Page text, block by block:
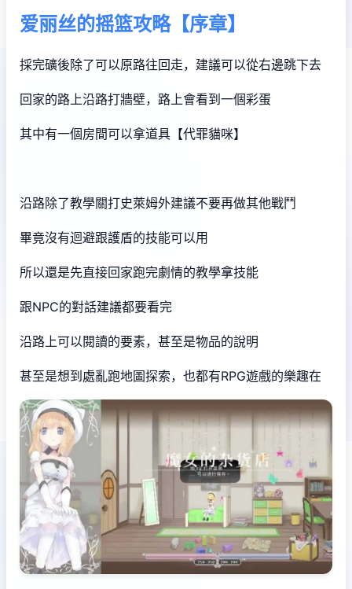
爱丽丝的摇篮攻略【序章】
採完礦後除了可以原路往回走，建議可以從右邊跳下去
回家的路上沿路打牆壁，路上會看到一個彩蛋
其中有一個房間可以拿道具【代罪貓咪】
沿路除了教學關打史萊姆外建議不要再做其他戰鬥
畢竟沒有迴避跟護盾的技能可以用
所以還是先直接回家跑完劇情的教學拿技能
跟NPC的對話建議都要看完
沿路上可以閱讀的要素，甚至是物品的說明
甚至是想到處亂跑地圖探索，也都有RPG遊戲的樂趣在